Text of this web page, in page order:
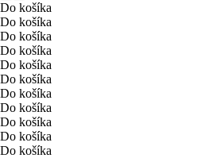
Do košíka
Do košíka
Do košíka
Do košíka
Do košíka
Do košíka
Do košíka
Do košíka
Do košíka
Do košíka
Do košíka